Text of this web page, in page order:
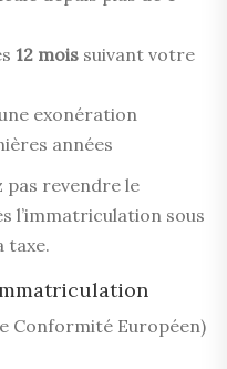
12 mois suivant votre
exonération
années
pas revendre le
l’immatriculation sous
taxe.
Conformité Européen)